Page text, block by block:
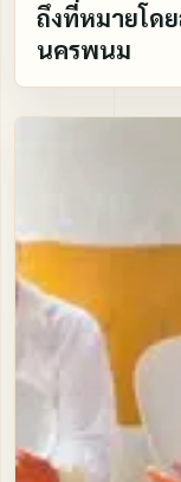
ถึงที่หมายโด
นครพนม